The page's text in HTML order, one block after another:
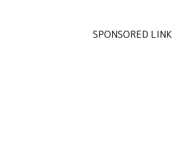
SPONSORED LINK